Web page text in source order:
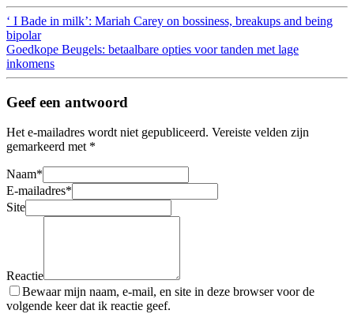
‘ I Bade in milk’: Mariah Carey on bossiness, breakups and being
bipolar
Goedkope Beugels: betaalbare opties voor tanden met lage
inkomens
Geef een antwoord
Het e-mailadres wordt niet gepubliceerd. Vereiste velden zijn
gemarkeerd met *
Naam*
E-mailadres*
Site
Reactie
Bewaar mijn naam, e-mail, en site in deze browser voor de
volgende keer dat ik reactie geef.